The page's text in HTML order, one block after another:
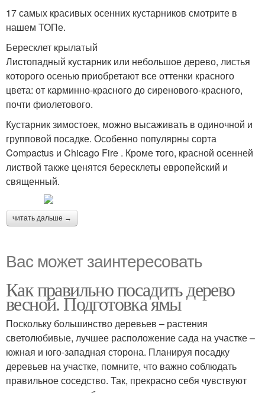
17 самых красивых осенних кустарников смотрите в
нашем ТОПе.
Бересклет крылатый
Листопадный кустарник или небольшое дерево, листья
которого осенью приобретают все оттенки красного
цвета: от карминно-красного до сиренового-красного,
почти фиолетового.
Кустарник зимостоек, можно высаживать в одиночной и
групповой посадке. Особенно популярны сорта
Compactus и Chicago Fire . Кроме того, красной осенней
листвой также ценятся бересклеты европейский и
священный.
читать дальше →
Вас может заинтересовать
Как правильно посадить дерево
весной. Подготовка ямы
Поскольку большинство деревьев – растения
светолюбивые, лучшее расположение сада на участке –
южная и юго-западная сторона. Планируя посадку
деревьев на участке, помните, что важно соблюдать
правильное соседство. Так, прекрасно себя чувствуют